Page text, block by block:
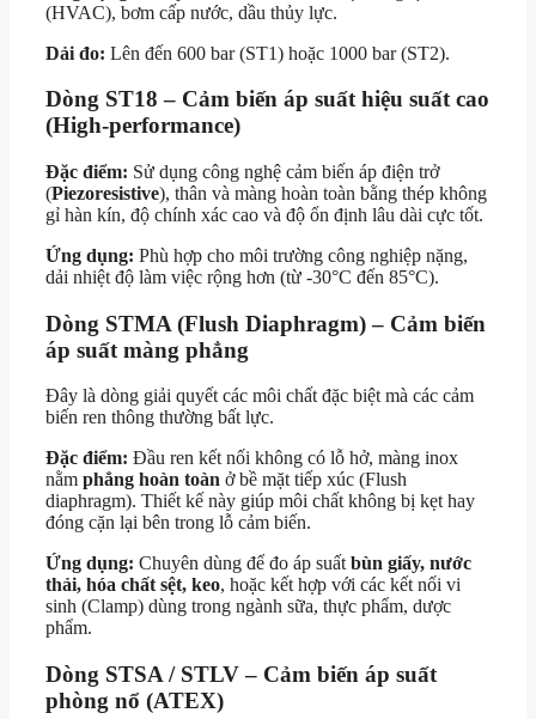
(HVAC), bơm cấp nước, dầu thủy lực.
Dải đo: Lên đến 600 bar (ST1) hoặc 1000 bar (ST2).
Dòng ST18 – Cảm biến áp suất hiệu suất cao
(High-performance)
Đặc điểm: Sử dụng công nghệ cảm biến áp điện trở
(Piezoresistive), thân và màng hoàn toàn bằng thép không
gỉ hàn kín, độ chính xác cao và độ ổn định lâu dài cực tốt.
Ứng dụng: Phù hợp cho môi trường công nghiệp nặng,
dải nhiệt độ làm việc rộng hơn (từ -30°C đến 85°C).
Dòng STMA (Flush Diaphragm) – Cảm biến
áp suất màng phẳng
Đây là dòng giải quyết các môi chất đặc biệt mà các cảm
biến ren thông thường bất lực.
Đặc điểm: Đầu ren kết nối không có lỗ hở, màng inox
nằm phẳng hoàn toàn ở bề mặt tiếp xúc (Flush
diaphragm). Thiết kế này giúp môi chất không bị kẹt hay
đóng cặn lại bên trong lỗ cảm biến.
Ứng dụng: Chuyên dùng để đo áp suấtbùn giấy, nước
thải, hóa chất sệt, keo, hoặc kết hợp với các kết nối vi
sinh (Clamp) dùng trong ngành sữa, thực phẩm, dược
phẩm.
Dòng STSA / STLV – Cảm biến áp suất
phòng nổ (ATEX)